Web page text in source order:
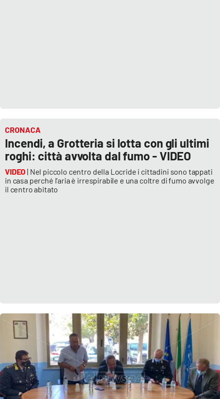
CRONACA
Incendi, a Grotteria si lotta con gli ultimi
roghi: città avvolta dal fumo - VIDEO
VIDEO| Nel piccolo centro della Locride i cittadini sono tappati
in casa perché l’aria è irrespirabile e una coltre di fumo avvolge
il centro abitato